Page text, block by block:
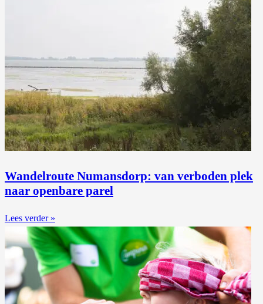
Wandelroute Numansdorp: van verboden plek
naar openbare parel
Lees verder »